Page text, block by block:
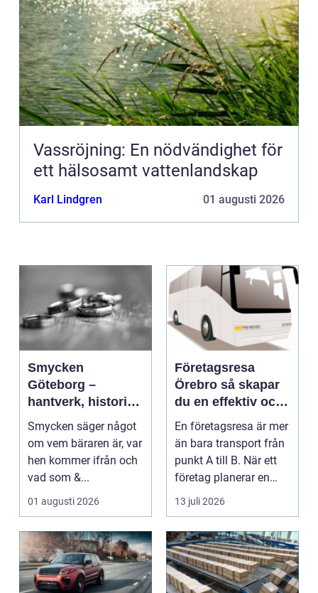
Vassröjning: En nödvändighet för
ett hälsosamt vattenlandskap
Karl Lindgren 01 augusti 2026
Smycken
Göteborg –
hantverk, historia
och personligt
uttryck
Smycken säger något
om vem bäraren är, var
hen kommer ifrån och
vad som &...
01 augusti 2026
Företagsresa
Örebro så skapar
du en effektiv och
minnesvärd resa
En företagsresa är mer
än bara transport från
punkt A till B. När ett
företag planerar en
resa för m...
13 juli 2026